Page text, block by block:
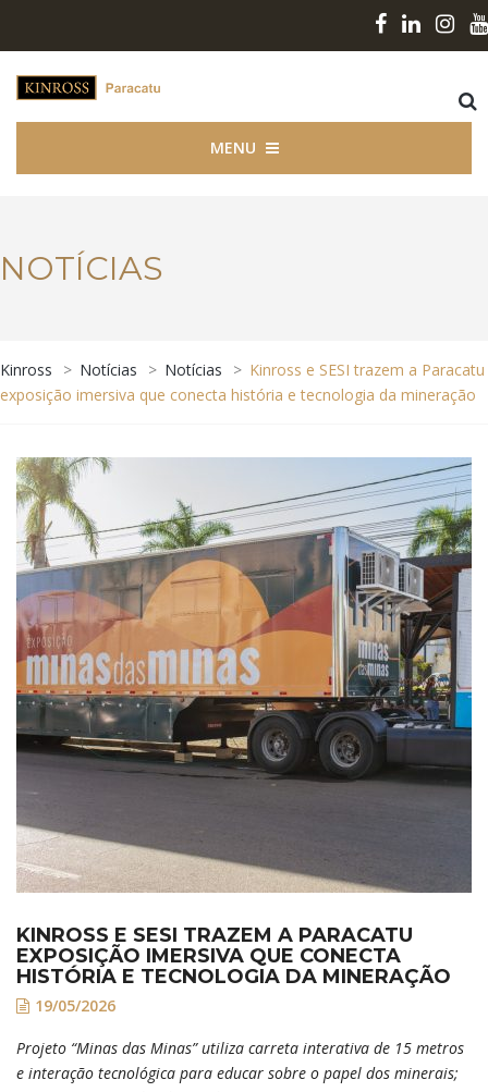
MENU
NOTÍCIAS
Kinross > Notícias > Notícias > Kinross e SESI trazem a Paracatu
exposição imersiva que conecta história e tecnologia da mineração
KINROSS E SESI TRAZEM A PARACATU
EXPOSIÇÃO IMERSIVA QUE CONECTA
HISTÓRIA E TECNOLOGIA DA MINERAÇÃO
19/05/2026
Projeto “Minas das Minas” utiliza carreta interativa de 15 metros
e interação tecnológica para educar sobre o papel dos minerais;